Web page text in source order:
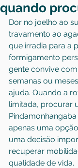
quando
Dor no joelho ao
travamento ao
que irradia para a
formigamento
gente convive
semanas ou
ajuda. Quando a
limitada, procurar
apenas uma
uma decisão
recuperar
qualidade de vida.